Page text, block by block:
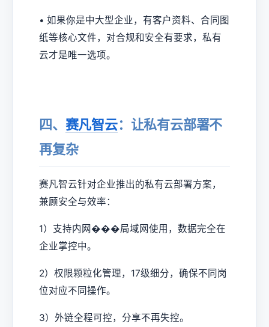
• 如果你是中大型企业，有客户资料、合同图
纸等核心文件，对合规和安全有要求，私有
云才是唯一选项。
四、 赛凡智云：让私有云部署不
再复杂
赛凡智云针对企业推出的私有云部署方案，
兼顾安全与效率：
1）支持内网���局域网使用，数据完全在
企业掌控中。
2）权限颗粒化管理，17级细分，确保不同岗
位对应不同操作。
3）外链全程可控，分享不再失控。